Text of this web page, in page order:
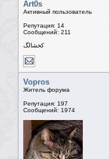
Art0s
Активный пользователь
Репутация: 14
Сообщений: 211
كخشالگ
Vopros
Житель форума
Репутация: 197
Сообщений: 1974